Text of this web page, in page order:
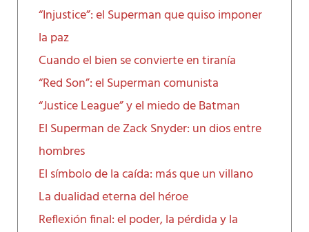
“Injustice”: el Superman que quiso imponer
la paz
Cuando el bien se convierte en tiranía
“Red Son”: el Superman comunista
“Justice League” y el miedo de Batman
El Superman de Zack Snyder: un dios entre
hombres
El símbolo de la caída: más que un villano
La dualidad eterna del héroe
Reflexión final: el poder, la pérdida y la